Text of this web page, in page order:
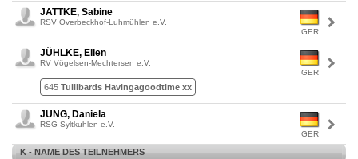
GER
JATTKE, Sabine
RSV Overbeckhof-Luhmühlen e.V.
GER
JÜHLKE, Ellen
RV Vögelsen-Mechtersen e.V.
645 Tullibards Havingagoodtime xx
GER
JUNG, Daniela
RSG Syltkuhlen e.V.
K - NAME DES TEILNEHMERS